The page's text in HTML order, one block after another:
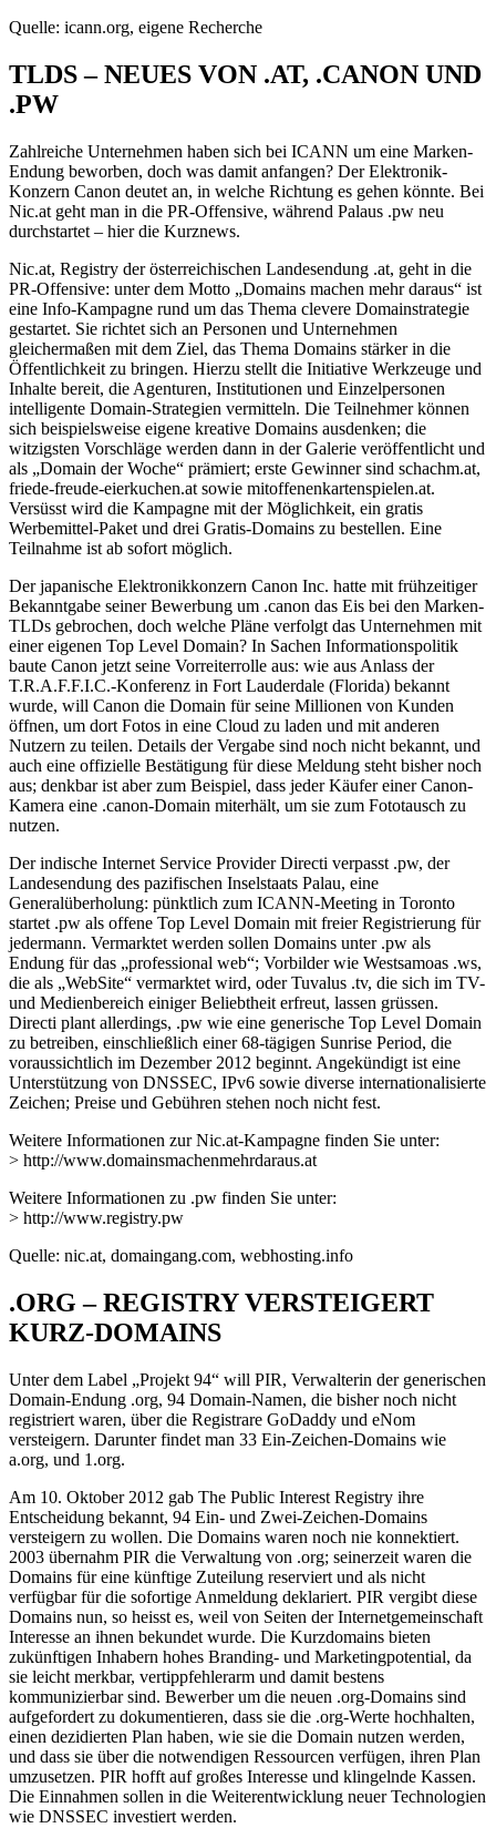
Quelle: icann.org, eigene Recherche
TLDS – NEUES VON .AT, .CANON UND
.PW
Zahlreiche Unternehmen haben sich bei ICANN um eine Marken-
Endung beworben, doch was damit anfangen? Der Elektronik-
Konzern Canon deutet an, in welche Richtung es gehen könnte. Bei
Nic.at geht man in die PR-Offensive, während Palaus .pw neu
durchstartet – hier die Kurznews.
Nic.at, Registry der österreichischen Landesendung .at, geht in die
PR-Offensive: unter dem Motto „Domains machen mehr daraus“ ist
eine Info-Kampagne rund um das Thema clevere Domainstrategie
gestartet. Sie richtet sich an Personen und Unternehmen
gleichermaßen mit dem Ziel, das Thema Domains stärker in die
Öffentlichkeit zu bringen. Hierzu stellt die Initiative Werkzeuge und
Inhalte bereit, die Agenturen, Institutionen und Einzelpersonen
intelligente Domain-Strategien vermitteln. Die Teilnehmer können
sich beispielsweise eigene kreative Domains ausdenken; die
witzigsten Vorschläge werden dann in der Galerie veröffentlicht und
als „Domain der Woche“ prämiert; erste Gewinner sind schachm.at,
friede-freude-eierkuchen.at sowie mitoffenenkartenspielen.at.
Versüsst wird die Kampagne mit der Möglichkeit, ein gratis
Werbemittel-Paket und drei Gratis-Domains zu bestellen. Eine
Teilnahme ist ab sofort möglich.
Der japanische Elektronikkonzern Canon Inc. hatte mit frühzeitiger
Bekanntgabe seiner Bewerbung um .canon das Eis bei den Marken-
TLDs gebrochen, doch welche Pläne verfolgt das Unternehmen mit
einer eigenen Top Level Domain? In Sachen Informationspolitik
baute Canon jetzt seine Vorreiterrolle aus: wie aus Anlass der
T.R.A.F.F.I.C.-Konferenz in Fort Lauderdale (Florida) bekannt
wurde, will Canon die Domain für seine Millionen von Kunden
öffnen, um dort Fotos in eine Cloud zu laden und mit anderen
Nutzern zu teilen. Details der Vergabe sind noch nicht bekannt, und
auch eine offizielle Bestätigung für diese Meldung steht bisher noch
aus; denkbar ist aber zum Beispiel, dass jeder Käufer einer Canon-
Kamera eine .canon-Domain miterhält, um sie zum Fototausch zu
nutzen.
Der indische Internet Service Provider Directi verpasst .pw, der
Landesendung des pazifischen Inselstaats Palau, eine
Generalüberholung: pünktlich zum ICANN-Meeting in Toronto
startet .pw als offene Top Level Domain mit freier Registrierung für
jedermann. Vermarktet werden sollen Domains unter .pw als
Endung für das „professional web“; Vorbilder wie Westsamoas .ws,
die als „WebSite“ vermarktet wird, oder Tuvalus .tv, die sich im TV-
und Medienbereich einiger Beliebtheit erfreut, lassen grüssen.
Directi plant allerdings, .pw wie eine generische Top Level Domain
zu betreiben, einschließlich einer 68-tägigen Sunrise Period, die
voraussichtlich im Dezember 2012 beginnt. Angekündigt ist eine
Unterstützung von DNSSEC, IPv6 sowie diverse internationalisierte
Zeichen; Preise und Gebühren stehen noch nicht fest.
Weitere Informationen zur Nic.at-Kampagne finden Sie unter:
> http://www.domainsmachenmehrdaraus.at
Weitere Informationen zu .pw finden Sie unter:
> http://www.registry.pw
Quelle: nic.at, domaingang.com, webhosting.info
.ORG – REGISTRY VERSTEIGERT
KURZ-DOMAINS
Unter dem Label „Projekt 94“ will PIR, Verwalterin der generischen
Domain-Endung .org, 94 Domain-Namen, die bisher noch nicht
registriert waren, über die Registrare GoDaddy und eNom
versteigern. Darunter findet man 33 Ein-Zeichen-Domains wie
a.org, und 1.org.
Am 10. Oktober 2012 gab The Public Interest Registry ihre
Entscheidung bekannt, 94 Ein- und Zwei-Zeichen-Domains
versteigern zu wollen. Die Domains waren noch nie konnektiert.
2003 übernahm PIR die Verwaltung von .org; seinerzeit waren die
Domains für eine künftige Zuteilung reserviert und als nicht
verfügbar für die sofortige Anmeldung deklariert. PIR vergibt diese
Domains nun, so heisst es, weil von Seiten der Internetgemeinschaft
Interesse an ihnen bekundet wurde. Die Kurzdomains bieten
zukünftigen Inhabern hohes Branding- und Marketingpotential, da
sie leicht merkbar, vertippfehlerarm und damit bestens
kommunizierbar sind. Bewerber um die neuen .org-Domains sind
aufgefordert zu dokumentieren, dass sie die .org-Werte hochhalten,
einen dezidierten Plan haben, wie sie die Domain nutzen werden,
und dass sie über die notwendigen Ressourcen verfügen, ihren Plan
umzusetzen. PIR hofft auf großes Interesse und klingelnde Kassen.
Die Einnahmen sollen in die Weiterentwicklung neuer Technologien
wie DNSSEC investiert werden.